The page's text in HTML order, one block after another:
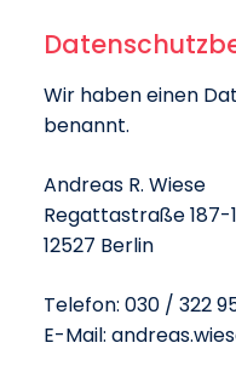
Wir haben einen
benannt.
Andreas R. Wiese
Regattastraße 187-
12527 Berlin
Telefon: 030 / 322
E-Mail: